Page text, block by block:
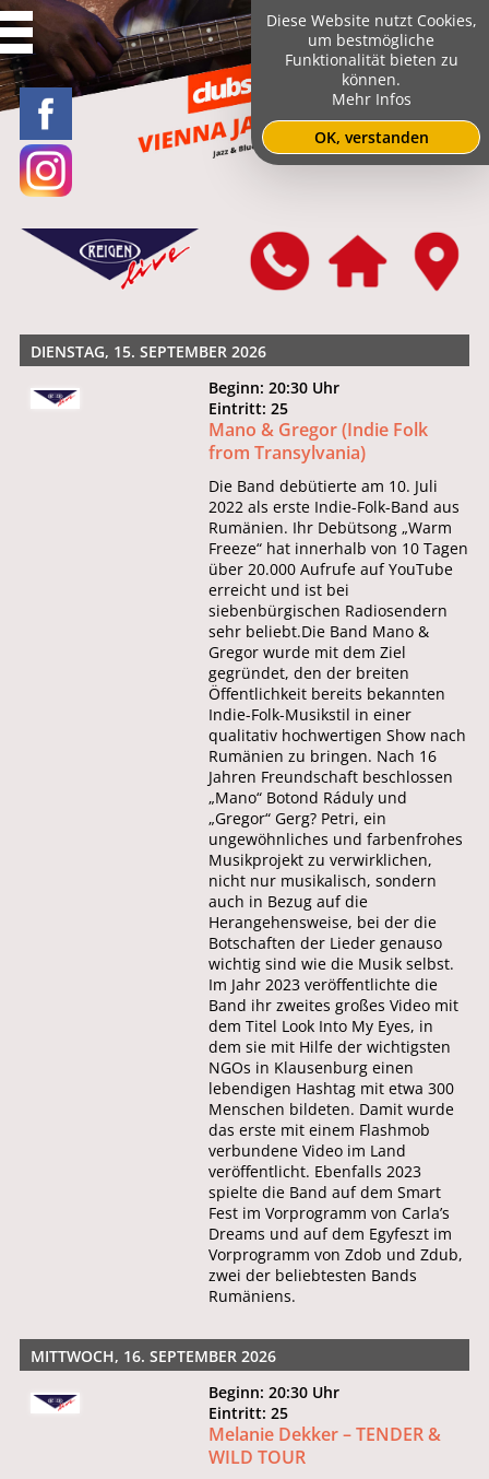
DIENSTAG, 15. SEPTEMBER 2026
Beginn: 20:30 Uhr
Eintritt: 25
Mano & Gregor (Indie Folk
from Transylvania)
Die Band debütierte am 10. Juli
2022 als erste Indie-Folk-Band aus
Rumänien. Ihr Debütsong „Warm
Freeze“ hat innerhalb von 10 Tagen
über 20.000 Aufrufe auf YouTube
erreicht und ist bei
siebenbürgischen Radiosendern
sehr beliebt.Die Band Mano &
Gregor wurde mit dem Ziel
gegründet, den der breiten
Öffentlichkeit bereits bekannten
Indie-Folk-Musikstil in einer
qualitativ hochwertigen Show nach
Rumänien zu bringen. Nach 16
Jahren Freundschaft beschlossen
„Mano“ Botond Ráduly und
„Gregor“ Gerg? Petri, ein
ungewöhnliches und farbenfrohes
Musikprojekt zu verwirklichen,
nicht nur musikalisch, sondern
auch in Bezug auf die
Herangehensweise, bei der die
Botschaften der Lieder genauso
wichtig sind wie die Musik selbst.
Im Jahr 2023 veröffentlichte die
Band ihr zweites großes Video mit
dem Titel Look Into My Eyes, in
dem sie mit Hilfe der wichtigsten
NGOs in Klausenburg einen
lebendigen Hashtag mit etwa 300
Menschen bildeten. Damit wurde
das erste mit einem Flashmob
verbundene Video im Land
veröffentlicht. Ebenfalls 2023
spielte die Band auf dem Smart
Fest im Vorprogramm von Carla’s
Dreams und auf dem Egyfeszt im
Vorprogramm von Zdob und Zdub,
zwei der beliebtesten Bands
Rumäniens.
MITTWOCH, 16. SEPTEMBER 2026
Beginn: 20:30 Uhr
Eintritt: 25
Melanie Dekker – TENDER &
WILD TOUR
Diese Website nutzt Cookies,
um bestmögliche
Funktionalität bieten zu
können.
Mehr Infos
OK, verstanden